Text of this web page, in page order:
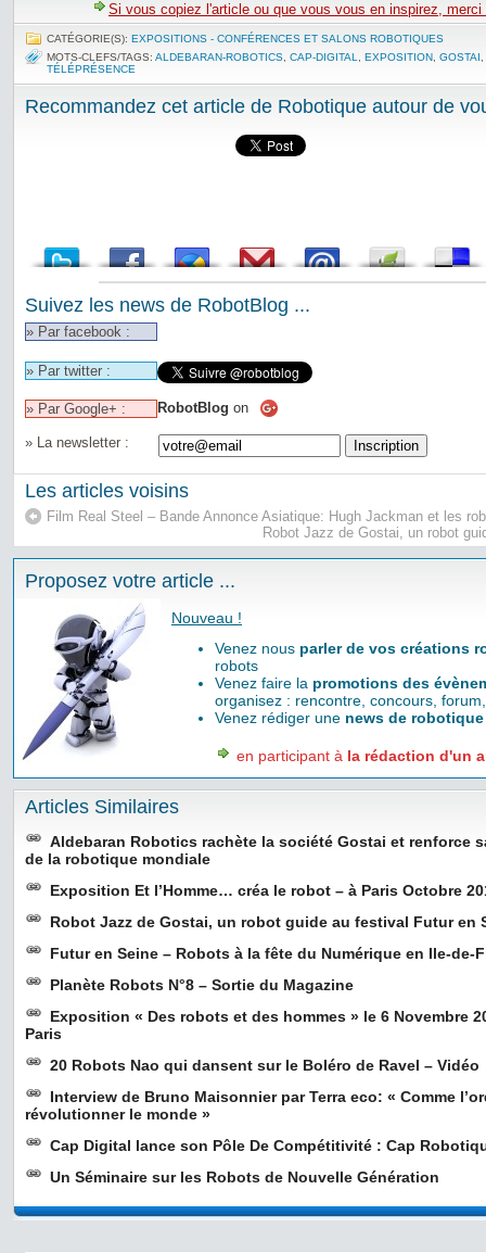
Si vous copiez l'article ou que vous vous en inspirez,
CATÉGORIE(S): EXPOSITIONS - CONFÉRENCES ET SALONS ROBOTIQUES
MOTS-CLEFS/TAGS: ALDEBARAN-ROBOTICS CAP-DIGITAL EXPOSITION GOSTAI
TÉLÉPRÉSENCE
Recommandez cet article de Robotique autour de
Suivez les news de RobotBlog ...
» Par facebook :
» Par twitter :
» Par Google+ : RobotBlog on
» La newsletter :
Les articles voisins
Film Real Steel – Bande Annonce Asiatique: Hugh Jackman et les
Robot Jazz de Gostai, un robot
Proposez votre article ...
Nouveau !
Venez nous parler de vos créations
robots
Venez faire la promotions des
organisez : rencontre, concours,
Venez rédiger une news de robotique
en participant à la rédaction d'un
Articles Similaires
Aldebaran Robotics rachète la société Gostai et renforce
de la robotique mondiale
Exposition Et l’Homme… créa le robot – à Paris Octobre
Robot Jazz de Gostai, un robot guide au festival Futur en
Futur en Seine – Robots à la fête du Numérique en Ile-de-
Planète Robots N°8 – Sortie du Magazine
Exposition « Des robots et des hommes » le 6 Novembre
Paris
20 Robots Nao qui dansent sur le Boléro de Ravel – Vidéo
Interview de Bruno Maisonnier par Terra eco: « Comme
révolutionner le monde »
Cap Digital lance son Pôle De Compétitivité : Cap
Un Séminaire sur les Robots de Nouvelle Génération